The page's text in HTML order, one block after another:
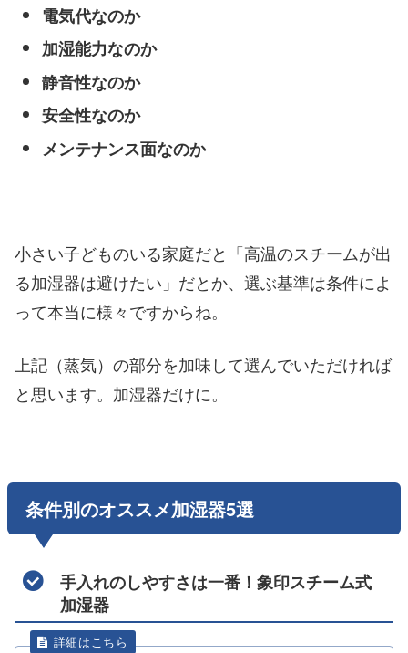
電気代なのか
加湿能力なのか
静音性なのか
安全性なのか
メンテナンス面なのか
小さい子どものいる家庭だと「高温のスチームが出
る加湿器は避けたい」だとか、選ぶ基準は条件によ
って本当に様々ですからね。
上記（蒸気）の部分を加味して選んでいただければ
と思います。加湿器だけに。
条件別のオススメ加湿器5選
手入れのしやすさは一番！象印スチーム式
加湿器